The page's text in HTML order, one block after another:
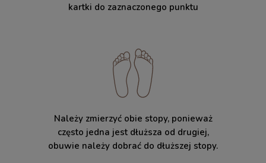
kartki do zaznaczonego punktu
Należy zmierzyć obie stopy, ponieważ
często jedna jest dłuższa od drugiej,
obuwie należy dobrać do dłuższej stopy.